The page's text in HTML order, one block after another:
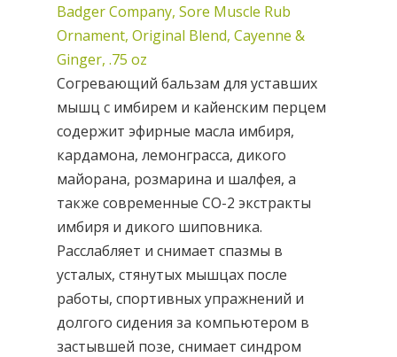
Badger Company, Sore Muscle Rub
Ornament, Original Blend, Cayenne &
Ginger, .75 oz
Согревающий бальзам для уставших
мышц с имбирем и кайенским перцем
содержит эфирные масла имбиря,
кардамона, лемонграсса, дикого
майорана, розмарина и шалфея, а
также современные СO-2 экстракты
имбиря и дикого шиповника.
Расслабляет и снимает спазмы в
усталых, стянутых мышцах после
работы, спортивных упражнений и
долгого сидения за компьютером в
застывшей позе, снимает синдром